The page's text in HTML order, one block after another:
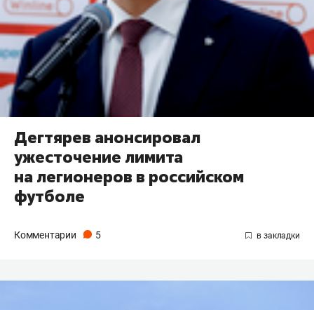
Дегтярев анонсировал
ужесточение лимита
на легионеров в российском
футболе
Комментарии 5